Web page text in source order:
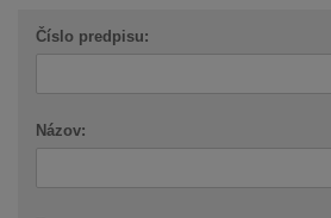
Číslo predpisu:
Názov: